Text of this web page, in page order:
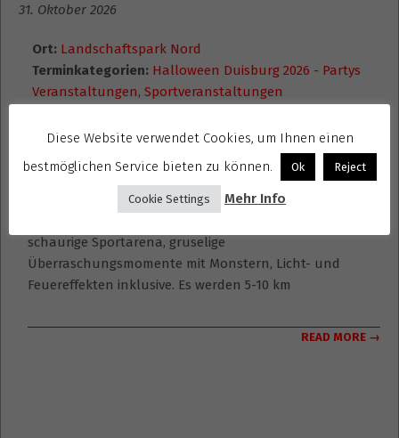
31. Oktober 2026
Ort: Landschaftspark Nord
Terminkategorien: Halloween Duisburg 2026 - Partys
Veranstaltungen, Sportveranstaltungen
Wer den Halloween-Spaß mit einem sportlichen Event
verbinden will, ist beim Halloween-Run am Samstag,
den 31. Oktober 2026, im Landschaftspark Duisburg-Nord
(Emscherstraße 71, 47137 Duisburg) genau richtig. Der
schaurige Sportarena, gruselige
Überraschungsmomente mit Monstern, Licht- und
Feuereffekten inklusive. Es werden 5-10 km
READ MORE →
Diese Website verwendet Cookies, um Ihnen einen
bestmöglichen Service bieten zu können.
Ok Reject
Cookie Settings Mehr Info